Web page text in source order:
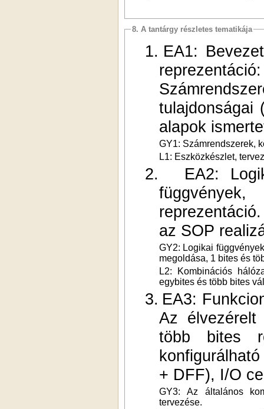
8. A tantárgy részletes tematikája
1. EA1:
tulajdonságai
alapok
GY1: Számrendszerek,
L1: Eszközkészlet,
2.
EA2:
az SOP
GY2: Logikai
megoldása, 1 bites és
L2: Kombinációs
egybites és több bites
3. EA3:
Az
több bites
+ DFF), I/O
GY3: Az általános
tervezése.